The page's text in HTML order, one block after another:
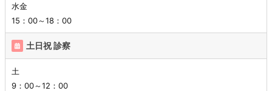
水金
15：00～18：00
土日祝 診察
土
9：00～12：00